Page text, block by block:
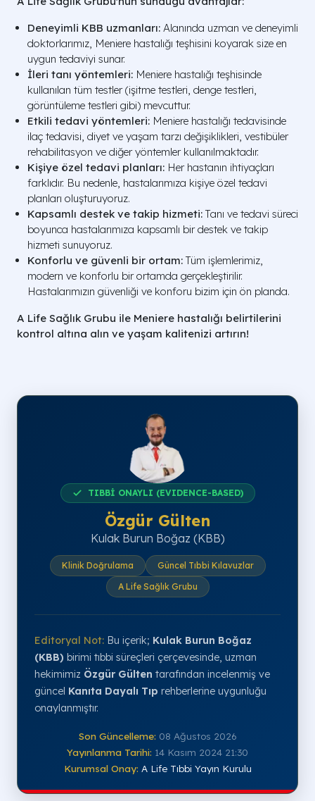
Deneyimli KBB uzmanları: Alanında uzman ve deneyimli
doktorlarımız, Meniere hastalığı teşhisini koyarak size en
uygun tedaviyi sunar.
İleri tanı yöntemleri: Meniere hastalığı teşhisinde
kullanılan tüm testler (işitme testleri, denge testleri,
görüntüleme testleri gibi) mevcuttur.
Etkili tedavi yöntemleri: Meniere hastalığı tedavisinde
ilaç tedavisi, diyet ve yaşam tarzı değişiklikleri, vestibüler
rehabilitasyon ve diğer yöntemler kullanılmaktadır.
Kişiye özel tedavi planları: Her hastanın ihtiyaçları
farklıdır. Bu nedenle, hastalarımıza kişiye özel tedavi
planları oluşturuyoruz.
Kapsamlı destek ve takip hizmeti: Tanı ve tedavi süreci
boyunca hastalarımıza kapsamlı bir destek ve takip
hizmeti sunuyoruz.
Konforlu ve güvenli bir ortam: Tüm işlemlerimiz,
modern ve konforlu bir ortamda gerçekleştirilir.
Hastalarımızın güvenliği ve konforu bizim için ön planda.
A Life Sağlık Grubu ile Meniere hastalığı belirtilerini
kontrol altına alın ve yaşam kalitenizi artırın!
TIBBİ ONAYLI (EVIDENCE-BASED)
Özgür Gülten
Kulak Burun Boğaz (KBB)
Klinik Doğrulama
Güncel Tıbbi Kılavuzlar
A Life Sağlık Grubu
Editoryal Not: Bu içerik; Kulak Burun Boğaz
(KBB) birimi tıbbi süreçleri çerçevesinde, uzman
hekimimiz Özgür Gülten tarafından incelenmiş ve
güncel Kanıta Dayalı Tıp rehberlerine uygunluğu
onaylanmıştır.
Son Güncelleme: 08 Ağustos 2026
Yayınlanma Tarihi: 14 Kasım 2024 21:30
Kurumsal Onay: A Life Tıbbi Yayın Kurulu